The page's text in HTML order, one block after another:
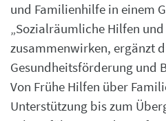
und Familienhilfe in einem
„Sozialräumliche Hilfen und
zusammenwirken, ergänzt
Gesundheitsförderung und
Von Frühe Hilfen über
Unterstützung bis zum